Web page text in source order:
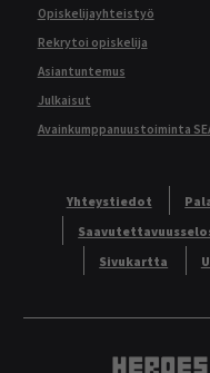
Opiskelijayhteistyö
Rekrytoi opiskelija
Asiantuntemus
Julkaisut
Avainkumppanuustoiminta
Yhteystiedot
Sivukartta